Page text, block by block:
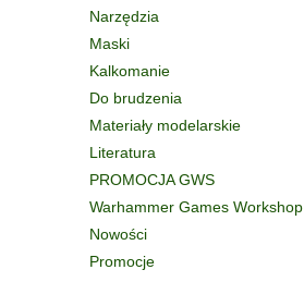
Narzędzia
Maski
Kalkomanie
Do brudzenia
Materiały modelarskie
Literatura
PROMOCJA GWS
Warhammer Games Workshop
Nowości
Promocje